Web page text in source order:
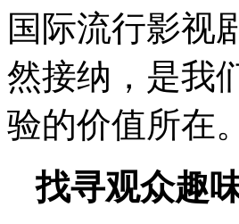
国际流行影视
然接纳，是我
验的价值所在。
找寻观众趣